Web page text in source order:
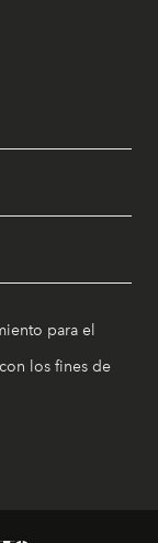
para el
los fines de